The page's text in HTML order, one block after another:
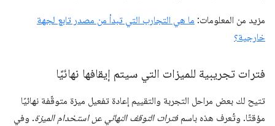
مزيد من المعلومات: ما هي التجارب التي تبدأ من مصدر تابع لجهة
خارجية؟
فترات تجريبية للميزات التي سيتم إيقافها نهائيًا
تتيح لك بعض مراحل التجربة والتقييم إعادة تفعيل ميزة متوقّفة نهائيًا
مؤقتًا. وتُعرف هذه باسمفترات التوقف النهائي عن استخدام الميزة. وفي